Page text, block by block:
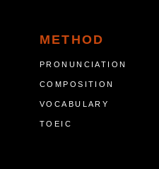
METHOD
PRONUNCIATION
COMPOSITION
VOCABULARY
TOEIC